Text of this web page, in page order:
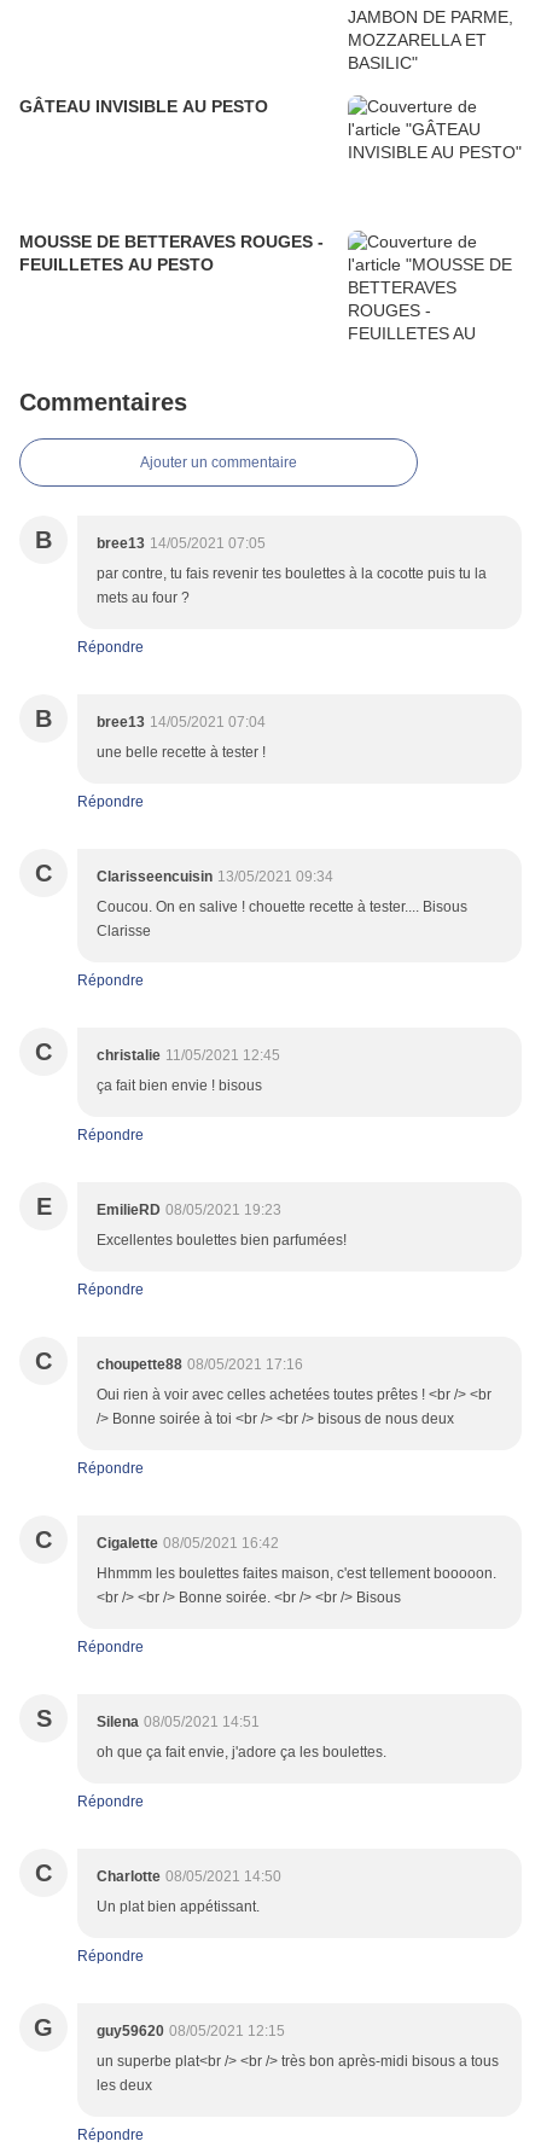
GÂTEAU INVISIBLE AU PESTO
MOUSSE DE BETTERAVES ROUGES -
FEUILLETES AU PESTO
Commentaires
Ajouter un commentaire
B bree13 14/05/2021 07:05
par contre, tu fais revenir tes boulettes à la cocotte puis tu la
mets au four ?
Répondre
B bree13 14/05/2021 07:04
une belle recette à tester !
Répondre
C Clarisseencuisin 13/05/2021 09:34
Coucou. On en salive ! chouette recette à tester.... Bisous
Clarisse
Répondre
C christalie 11/05/2021 12:45
ça fait bien envie ! bisous
Répondre
E EmilieRD 08/05/2021 19:23
Excellentes boulettes bien parfumées!
Répondre
C choupette88 08/05/2021 17:16
Oui rien à voir avec celles achetées toutes prêtes ! <br /> <br
/> Bonne soirée à toi <br /> <br /> bisous de nous deux
Répondre
C Cigalette 08/05/2021 16:42
Hhmmm les boulettes faites maison, c'est tellement booooon.
<br /> <br /> Bonne soirée. <br /> <br /> Bisous
Répondre
S Silena 08/05/2021 14:51
oh que ça fait envie, j'adore ça les boulettes.
Répondre
C Charlotte 08/05/2021 14:50
Un plat bien appétissant.
Répondre
G guy59620 08/05/2021 12:15
un superbe plat<br /> <br /> très bon après-midi bisous a tous
les deux
Répondre